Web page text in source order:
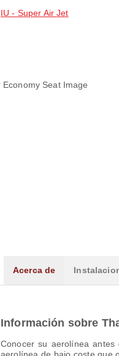
IU - Super Air Jet
Acerca de
Información sobre
Conocer su aerolínea